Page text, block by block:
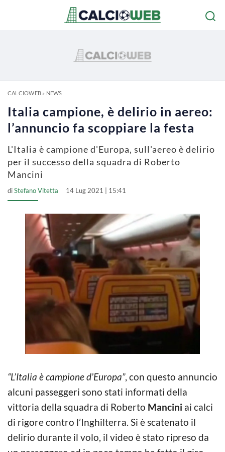
CALCIOWEB» NEWS
Italia campione, è delirio in aereo:
l’annuncio fa scoppiare la festa
L'Italia è campione d'Europa, sull'aereo è delirio
per il successo della squadra di Roberto
Mancini
diStefano Vitetta 14 Lug 2021 | 15:41
“L’Italia è campione d’Europa”, con questo annuncio
alcuni passeggeri sono stati informati della
vittoria della squadra di Roberto Mancini ai calci
di rigore contro l’Inghilterra. Si è scatenato il
delirio durante il volo, il video è stato ripreso da